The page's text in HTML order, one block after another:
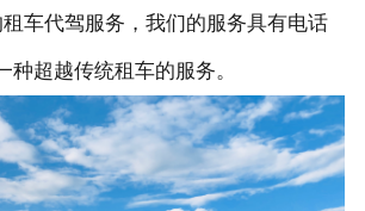
租车资讯
租车价格
成功案例
车代驾服务，我们的服务具有电话
种超越传统租车的服务。